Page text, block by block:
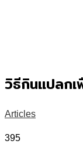
วิธีกินแปลก
Articles
395